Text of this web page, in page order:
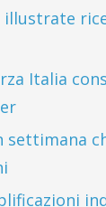
illustrate
Italia
settimana